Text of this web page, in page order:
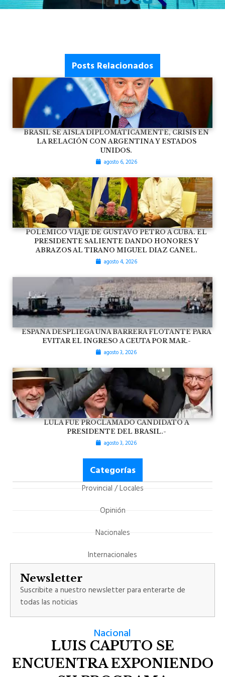
Nacional
LUIS CAPUTO SE
ENCUENTRA EXPONIENDO
Posts Relacionados
BRASIL SE AISLA DIPLOMÁTICAMENTE, CRISIS EN
LA RELACIÓN CON ARGENTINA Y ESTADOS
UNIDOS.
agosto 6, 2026
POLÉMICO VIAJE DE GUSTAVO PETRO A CUBA. EL
PRESIDENTE SALIENTE DANDO HONORES Y
ABRAZOS AL TIRANO MIGUEL DIAZ CANEL.
agosto 4, 2026
ESPAÑA DESPLIEGA UNA BARRERA FLOTANTE PARA
EVITAR EL INGRESO A CEUTA POR MAR.-
agosto 3, 2026
LULA FUE PROCLAMADO CANDIDATO A
PRESIDENTE DEL BRASIL.-
agosto 3, 2026
Categorías
Provincial / Locales
Opinión
Nacionales
Internacionales
Newsletter
Suscribite a nuestro newsletter para enterarte de
todas las noticias